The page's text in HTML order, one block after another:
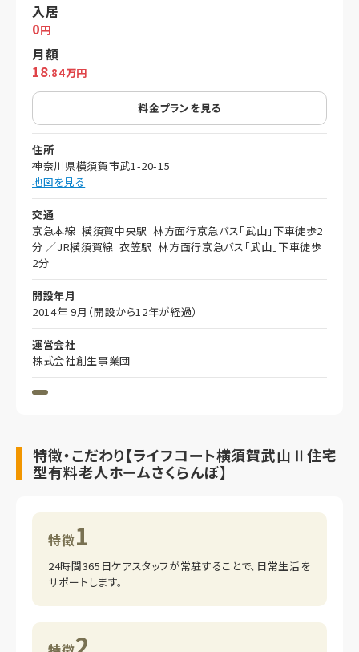
入居
0円
月額
18.84万円
料金プランを見る
住所
神奈川県横須賀市武1-20-15
地図を見る
交通
京急本線 横須賀中央駅 林方面行京急バス「武山」下車徒歩2
分 ／JR横須賀線 衣笠駅 林方面行京急バス「武山」下車徒歩
2分
開設年月
2014年 9月（開設から12年が経過）
運営会社
株式会社創生事業団
特徴・こだわり【ライフコート横須賀武山Ⅱ住宅
型有料老人ホームさくらんぼ】
特徴1
24時間365日ケアスタッフが常駐することで、日常生活を
サポートします。
2